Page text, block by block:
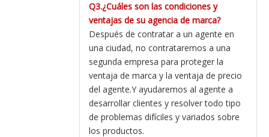
Q3.¿Cuáles son las condiciones y
ventajas de su agencia de marca?
Después de contratar a un agente en
una ciudad, no contrataremos a una
segunda empresa para proteger la
ventaja de marca y la ventaja de precio
del agente.Y ayudaremos al agente a
desarrollar clientes y resolver todo tipo
de problemas difíciles y variados sobre
los productos.